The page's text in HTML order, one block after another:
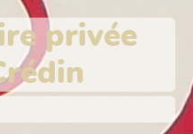
privée